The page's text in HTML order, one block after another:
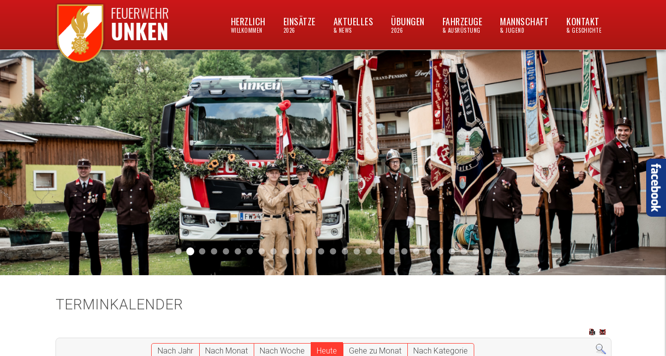
HERZLICH
WILLKOMMEN
EINSÄTZE
2026
AKTUELLES
& NEWS
ÜBUNGEN
2026
FAHRZEUGE
& AUSRÜSTUNG
MANNSCHAFT
& JUGEND
KONTAKT
& GESCHICHTE
Aktuell 046Aktuell 047
Start 011Aktuell 044
Aktuell 043
Aktuell 041
Aktuell 042
Aktuell 035
Aktuell 031
Aktuell 032
Aktuell 033
Aktuell 029
Aktuell 027
Aktuell 026
Start 013Aktuell 024
Aktuell 019
Auto 010Start 010
Start 002
Auto 002Auto 009Auto 006Start 008Start 005Start 003
Start 006
TERMINKALENDER
Nach Jahr Nach Monat Nach Woche Heute Gehe zu Monat Nach Kategorie